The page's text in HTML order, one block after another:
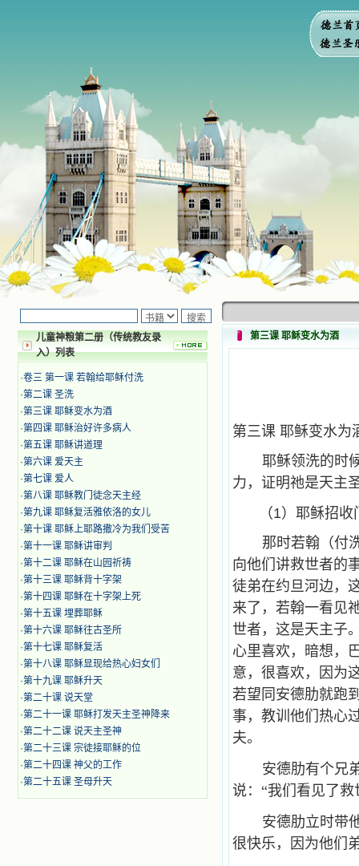
儿童神粮第二册（传统教友录
入）列表
·卷三 第一课 若翰给耶稣付洗
·第二课 圣洗
·第三课 耶稣变水为酒
·第四课 耶稣治好许多病人
·第五课 耶稣讲道理
·第六课 爱天主
·第七课 爱人
·第八课 耶稣教门徒念天主经
·第九课 耶稣复活雅依洛的女儿
·第十课 耶稣上耶路撒冷为我们受苦
·第十一课 耶稣讲审判
·第十二课 耶稣在山园祈祷
·第十三课 耶稣背十字架
·第十四课 耶稣在十字架上死
·第十五课 埋葬耶稣
·第十六课 耶稣往古圣所
·第十七课 耶稣复活
·第十八课 耶稣显现给热心妇女们
·第十九课 耶稣升天
·第二十课 说天堂
·第二十一课 耶稣打发天主圣神降来
·第二十二课 说天主圣神
·第二十三课 宗徒接耶稣的位
·第二十四课 神父的工作
·第二十五课 圣母升天
第三课 耶稣变水为酒
第三课 耶稣变水为
耶稣领洗的时
力，证明祂是天主
（1）耶稣招收
那时若翰（付
向他们讲救世者的
徒弟在约旦河边，
来了，若翰一看见
世者，这是天主子
心里喜欢，暗想，
意，很喜欢，因为
若望同安德肋就跑
事，教训他们热心
夫。
安德肋有个兄
说：“我们看见了
安德肋立时带
很快乐，因为他们